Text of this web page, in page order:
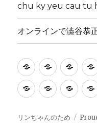
chu ky yeu cau tu
オンラインで澁谷恭
Mẫu
xin
chữ
死
刑
署
簿
Form
Online
ky
Online
(澁
chu
yeu
リンちゃんのため